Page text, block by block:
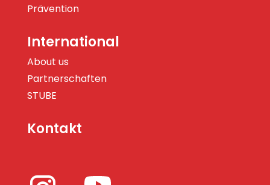
Prävention
International
About us
Partnerschaften
STUBE
Kontakt